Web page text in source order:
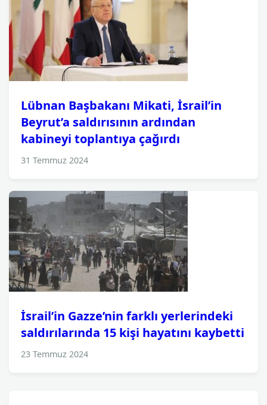
Lübnan Başbakanı Mikati, İsrail’in
Beyrut’a saldırısının ardından
kabineyi toplantıya çağırdı
31 Temmuz 2024
İsrail’in Gazze’nin farklı yerlerindeki
saldırılarında 15 kişi hayatını kaybetti
23 Temmuz 2024